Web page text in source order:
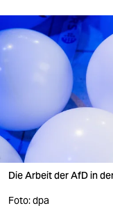
sport
berlin
wahrheit
verlag
verlag
Die Arbeit der AfD in
Foto: dpa